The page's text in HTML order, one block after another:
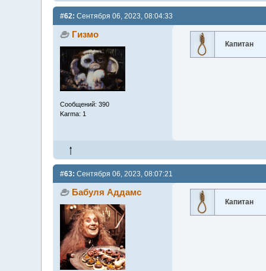
#62: Сентября 06, 2023, 08:04:33
Гизмо
Сообщений: 390
Karma: 1
Капитан
#63: Сентября 06, 2023, 08:07:21
Бабуля Аддамс
Капитан